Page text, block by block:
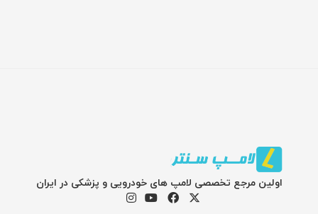
اولین مرجع تخصصی لامپ های خودرویی و پزشکی در ایران